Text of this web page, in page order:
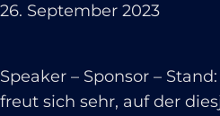
26. September 2023
Speaker – Sponsor –
freut sich sehr, auf der